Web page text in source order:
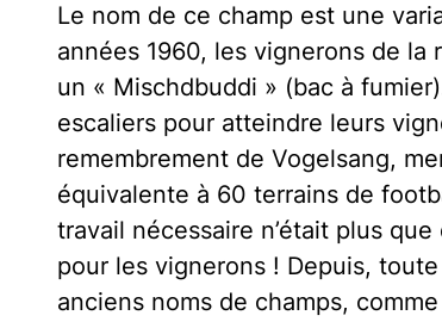
Le nom de ce champ est une
années 1960, les vignerons de
un « Mischdbuddi » (bac à
escaliers pour atteindre leurs
remembrement de Vogelsang,
équivalente à 60 terrains de
travail nécessaire n’était plus
pour les vignerons ! Depuis,
anciens noms de champs,